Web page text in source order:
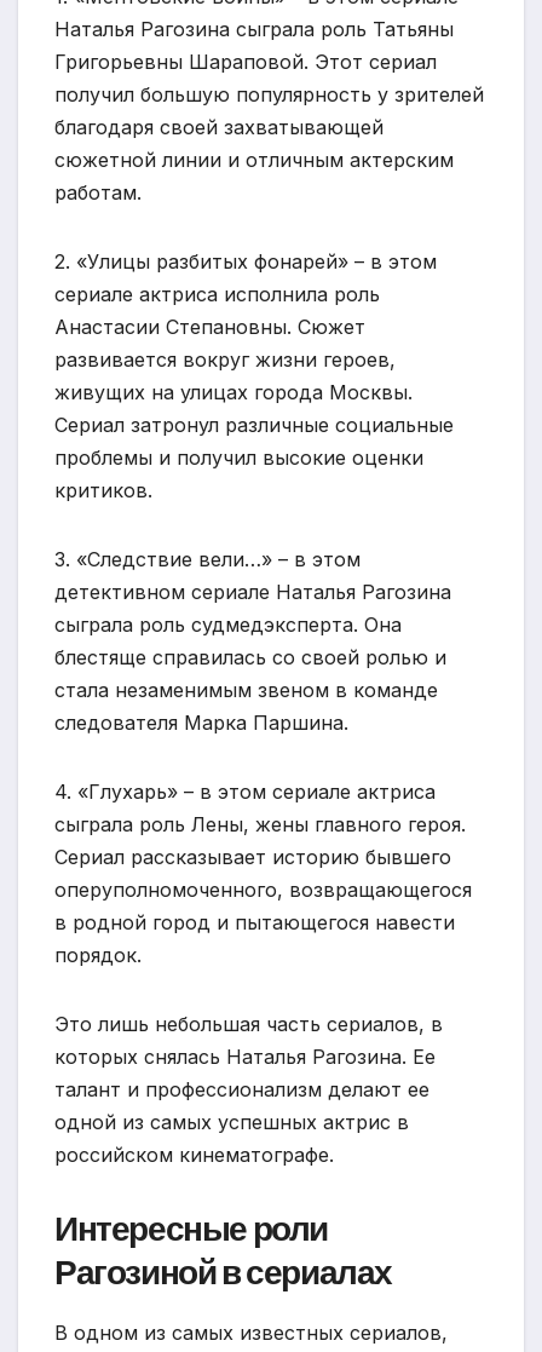
Наталья Рагозина сыграла роль Татьяны
Григорьевны Шараповой. Этот сериал
получил большую популярность у зрителей
благодаря своей захватывающей
сюжетной линии и отличным актерским
работам.
2. «Улицы разбитых фонарей» – в этом
сериале актриса исполнила роль
Анастасии Степановны. Сюжет
развивается вокруг жизни героев,
живущих на улицах города Москвы.
Сериал затронул различные социальные
проблемы и получил высокие оценки
критиков.
3. «Следствие вели…» – в этом
детективном сериале Наталья Рагозина
сыграла роль судмедэксперта. Она
блестяще справилась со своей ролью и
стала незаменимым звеном в команде
следователя Марка Паршина.
4. «Глухарь» – в этом сериале актриса
сыграла роль Лены, жены главного героя.
Сериал рассказывает историю бывшего
оперуполномоченного, возвращающегося
в родной город и пытающегося навести
порядок.
Это лишь небольшая часть сериалов, в
которых снялась Наталья Рагозина. Ее
талант и профессионализм делают ее
одной из самых успешных актрис в
российском кинематографе.
Интересные роли
Рагозиной в сериалах
В одном из самых известных сериалов,